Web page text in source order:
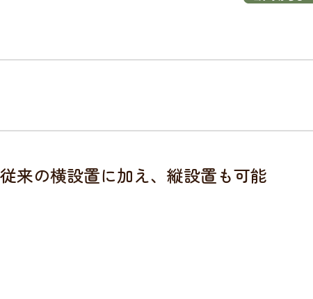
来の横設置に加え、縦設置も可能